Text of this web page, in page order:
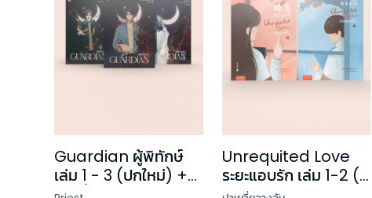
Guardian ผู้พิทักษ์
เล่ม 1 - 3 (ปกใหม่) +
Unrequited Love
ระยะแอบรัก เล่ม 1-2 (2